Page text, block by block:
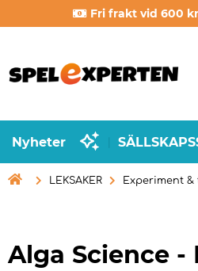
Fri frakt vid 600 kr
Nyheter
 LEKSAKER Experiment &
Alga Science -